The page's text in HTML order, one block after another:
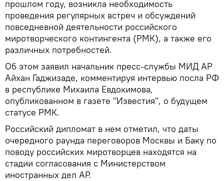
прошлом году, возникла необходимость
проведения регулярных встреч и обсуждений
повседневной деятельности российского
миротворческого контингента (РМК), а также его
различных потребностей.
Об этом заявил начальник пресс-службы МИД АР
Айхан Гаджизаде, комментируя интервью посла РФ
в республике Михаила Евдокимова,
опубликованном в газете "Известия", о будущем
статусе РМК.
Российский дипломат в нем отметил, что даты
очередного раунда переговоров Москвы и Баку по
поводу российских миротворцев находятся на
стадии согласования с Министерством
иностранных дел АР.